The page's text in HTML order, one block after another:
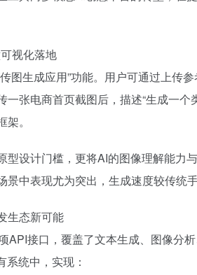
视化落地
图生成应用”功能。用户可通过上传
一张电商首页截图后，描述“生成一
。
型设计门槛，更将AI的图像理解能力
景中表现尤为突出，生成速度较传统
生态新可能
API接口，覆盖了文本生成、图像分
统中，实现：